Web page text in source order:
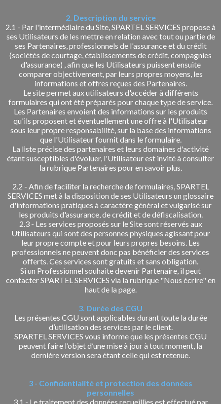
2. Description du service
2.1 - Par l'intermédiaire du Site, SPARTEL SERVICES propose à
ses Utilisateurs de les mettre en relation avec tout ou partie de
ses Partenaires, professionnels de l'assurance et du crédit
(sociétés de courtage, établissements de crédit, compagnies
d'assurance) , afin que les Utilisateurs puissent ensuite
comparer objectivement, par leurs propres moyens, les
informations et offres reçues des Partenaires.
Le site permet aux utilisateurs d'accéder à différents
formulaires qui ont été préparés pour chaque type de service.
Les Partenaires envoient des informations sur les produits
qu'ils proposent et éventuellement une offre à l'Utilisateur
sous leur propre responsabilité, sur la base des informations
que l'Utilisateur fournit dans le formulaire.
La liste précise des partenaires et leurs domaines d'activité
étant susceptibles d'évoluer, l'Utilisateur est invité à consulter
la rubrique Partenaires pour en savoir plus.
2.2 - Afin de faciliter la recherche de formulaires, SPARTEL
SERVICES met à la disposition de ses Utilisateurs un glossaire
d'informations pratiques à caractère général et vulgarisé sur
les produits d'assurance, de crédit et de défiscalisation.
2.3 - Les services proposés sur le Site sont réservés aux
Utilisateurs qui sont des personnes physiques agissant pour
leur propre compte et pour leurs propres besoins. Les
professionnels ne peuvent donc pas bénéficier des services
offerts. Ces services sont gratuits et sans obligation.
Si un Professionnel souhaite devenir Partenaire, il peut
contacter SPARTEL SERVICES via la rubrique "Nous écrire" en
haut de la page.
3. Durée des CGU
Les présentes CGU sont applicables durant toute la durée
d’utilisation des services par le client.
SPARTEL SERVICES vous informe que les présentes CGU
peuvent faire l’objet d’une mise à jour à tout moment, la
dernière version sera étant celle qui est retenue.
3 - Confidentialité et protection des données
personnelles
3.1 - Le traitement des données recueillies est effectué par